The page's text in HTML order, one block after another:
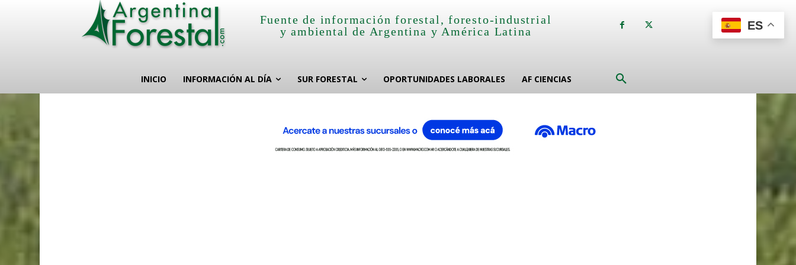
Fuente de información forestal, foresto-industrial
y ambiental de Argentina y América Latina
INICIO INFORMACIÓN AL DÍA SUR FORESTAL OPORTUNIDADES LABORALES AF CIENCIAS
ES